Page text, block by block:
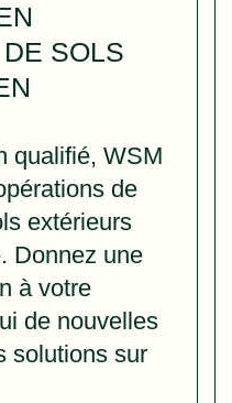
SOLS
qualifié, WSM
de
extérieurs
Donnez une
à votre
de nouvelles
solutions sur